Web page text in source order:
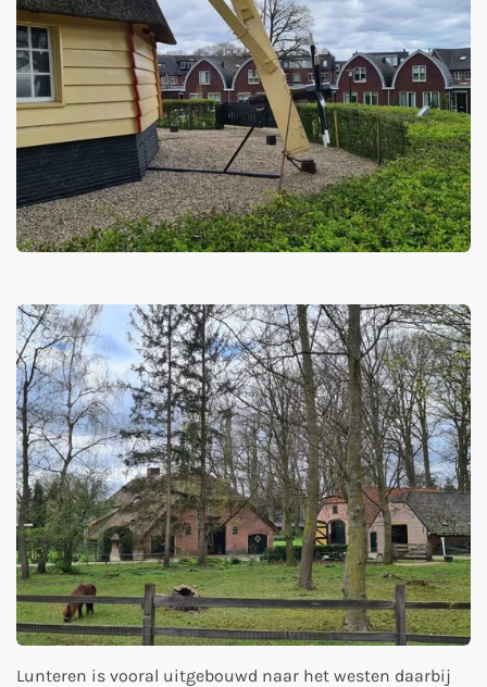
Lunteren is vooral uitgebouwd naar het westen daarbij